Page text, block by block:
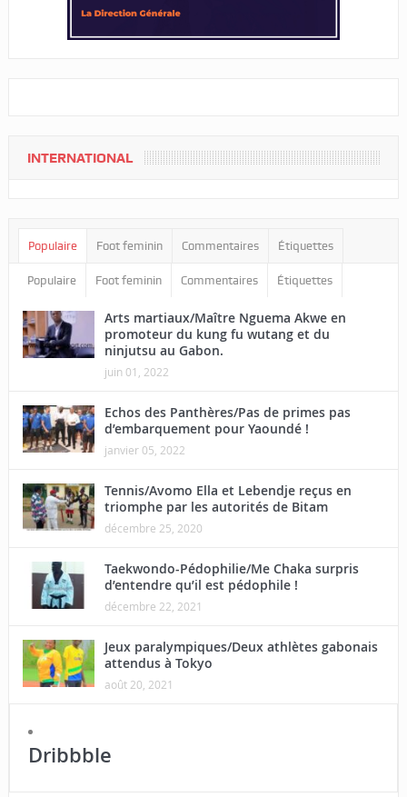
INTERNATIONAL
Populaire Foot feminin Commentaires Étiquettes
Populaire Foot feminin Commentaires Étiquettes
Arts martiaux/Maître Nguema Akwe en
promoteur du kung fu wutang et du
ninjutsu au Gabon.
juin 01, 2022
Echos des Panthères/Pas de primes pas
d’embarquement pour Yaoundé !
janvier 05, 2022
Tennis/Avomo Ella et Lebendje reçus en
triomphe par les autorités de Bitam
décembre 25, 2020
Taekwondo-Pédophilie/Me Chaka surpris
d’entendre qu’il est pédophile !
décembre 22, 2021
Jeux paralympiques/Deux athlètes gabonais
attendus à Tokyo
août 20, 2021
Dribbble